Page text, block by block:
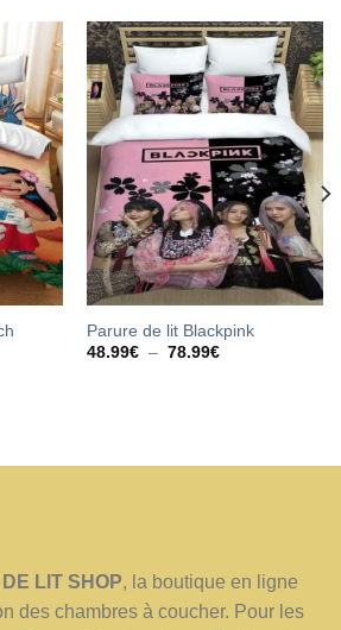
Parure de lit Blackpink
48.99€ – 78.99€Plage
LIT SHOP, la boutique en ligne
des chambres à coucher. Pour les